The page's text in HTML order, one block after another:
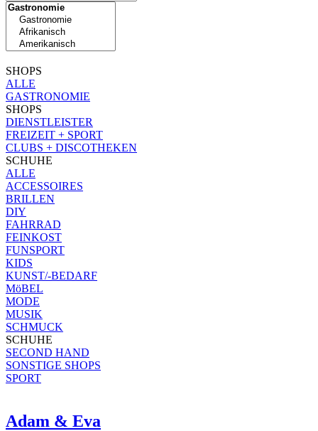
SHOPS
ALLE
GASTRONOMIE
SHOPS
DIENSTLEISTER
FREIZEIT + SPORT
CLUBS + DISCOTHEKEN
SCHUHE
ALLE
ACCESSOIRES
BRILLEN
DIY
FAHRRAD
FEINKOST
FUNSPORT
KIDS
KUNST/-BEDARF
MöBEL
MODE
MUSIK
SCHMUCK
SCHUHE
SECOND HAND
SONSTIGE SHOPS
SPORT
Adam & Eva